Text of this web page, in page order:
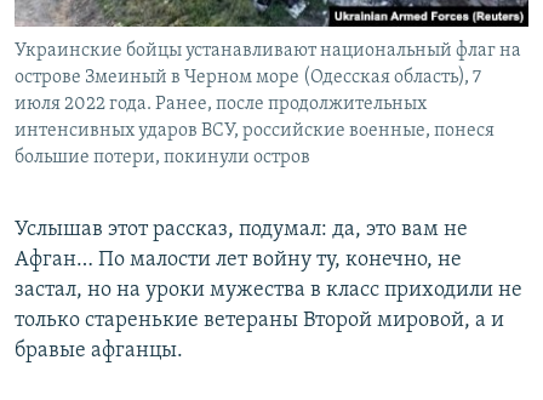
Украинские бойцы устанавливают национальный флаг на
острове Змеиный в Черном море (Одесская область), 7
июля 2022 года. Ранее, после продолжительных
интенсивных ударов ВСУ, российские военные, понеся
большие потери, покинули остров
Услышав этот рассказ, подумал: да, это вам не
Афган… По малости лет войну ту, конечно, не
застал, но на уроки мужества в класс приходили не
только старенькие ветераны Второй мировой, а и
бравые афганцы.